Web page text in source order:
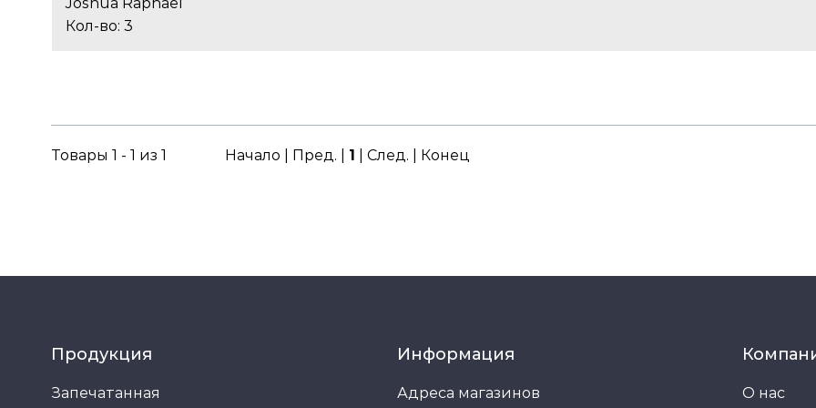
Кол-во: 3
Товары 1 - 1 из 1 Начало | Пред. | 1 | След. | Конец
Продукция
Запечатанная
Информация
Адреса магазинов О нас